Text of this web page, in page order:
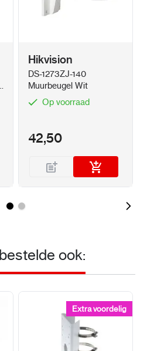
Hikvision
DS-1273ZJ-140
Muurbeugel Wit
Op voorraad
42,50
ook:
Extra voordelig
Extra voordelig